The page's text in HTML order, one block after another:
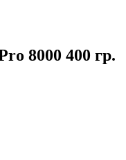
8000 400 гр.